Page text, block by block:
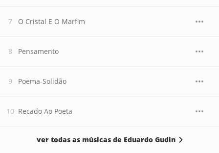
O Cristal E O Marfim
Pensamento
Poema-Solidão
Recado Ao Poeta
ver todas as músicas de Eduardo Gudin